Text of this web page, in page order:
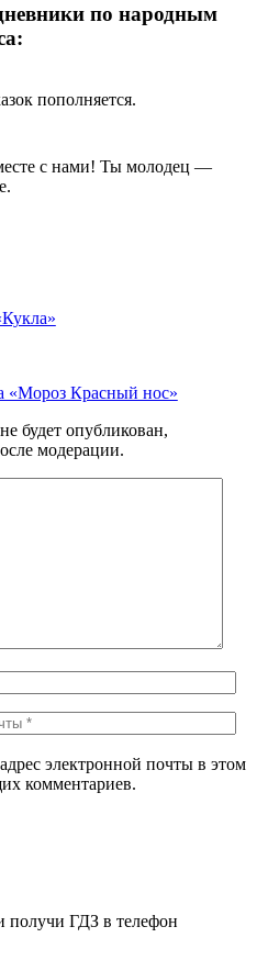
по народным
пополняется.
с нами! Ты молодец —
«Мороз Красный нос»
будет опубликован,
модерации.
электронной почты в этом
комментариев.
получи ГДЗ в телефон